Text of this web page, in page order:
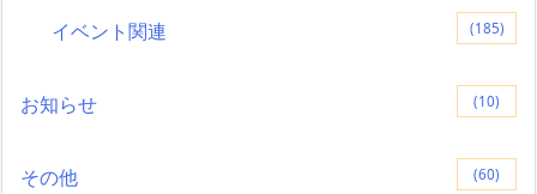
イベント関連 (185)
お知らせ (10)
その他 (60)